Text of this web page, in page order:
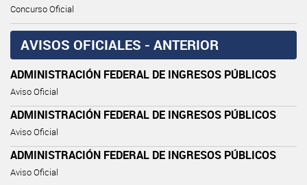
Concurso Oficial
AVISOS OFICIALES - ANTERIOR
ADMINISTRACIÓN FEDERAL DE INGRESOS PÚBLICOS
Aviso Oficial
ADMINISTRACIÓN FEDERAL DE INGRESOS PÚBLICOS
Aviso Oficial
ADMINISTRACIÓN FEDERAL DE INGRESOS PÚBLICOS
Aviso Oficial